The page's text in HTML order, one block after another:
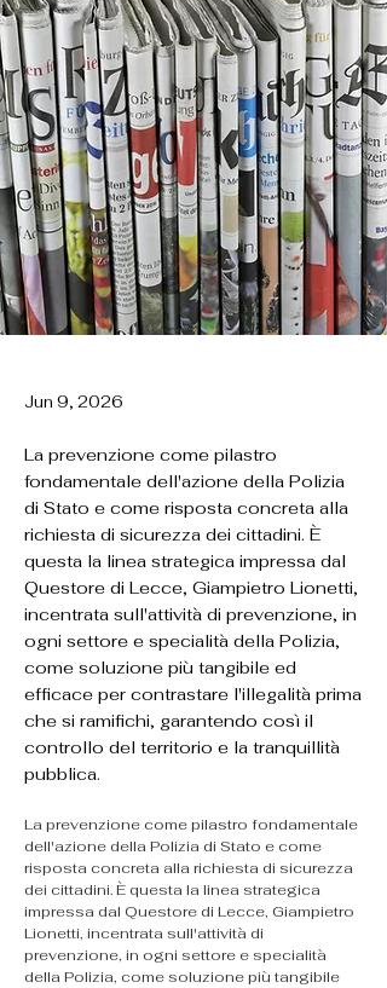
Jun 9, 2026
La prevenzione come pilastro
fondamentale dell'azione della Polizia
di Stato e come risposta concreta alla
richiesta di sicurezza dei cittadini. È
questa la linea strategica impressa dal
Questore di Lecce, Giampietro Lionetti,
incentrata sull'attività di prevenzione, in
ogni settore e specialità della Polizia,
come soluzione più tangibile ed
efficace per contrastare l'illegalità prima
che si ramifichi, garantendo così il
controllo del territorio e la tranquillità
pubblica.
La prevenzione come pilastro fondamentale
dell'azione della Polizia di Stato e come
risposta concreta alla richiesta di sicurezza
dei cittadini. È questa la linea strategica
impressa dal Questore di Lecce, Giampietro
Lionetti, incentrata sull'attività di
prevenzione, in ogni settore e specialità
della Polizia, come soluzione più tangibile